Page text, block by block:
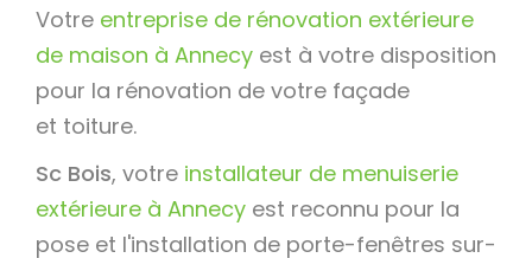
Votre entreprise de rénovation extérieure
de maison à Annecy est à votre disposition
pour la rénovation de votre façade
et toiture.
Sc Bois, votre installateur de menuiserie
extérieure à Annecy est reconnu pour la
pose et l'installation de porte-fenêtres sur-